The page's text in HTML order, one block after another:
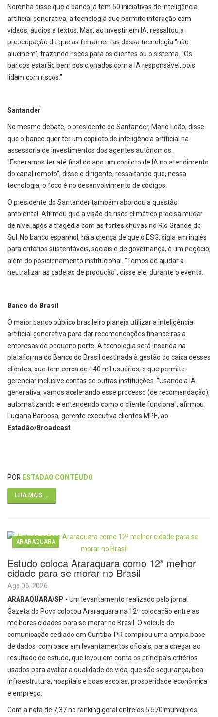
Noronha disse que o banco já tem 50 iniciativas de inteligência
artificial generativa, a tecnologia que permite interação com
vídeos, áudios e textos. Mas, ao investir em IA, ressaltou a
preocupação de que as ferramentas dessa tecnologia "não
alucinem", trazendo riscos para os clientes ou o sistema. "Os
bancos estarão bem posicionados com a IA responsável, pois
lidam com riscos."
Santander
No mesmo debate, o presidente do Santander, Mario Leão, disse
que o banco quer ter um copiloto de inteligência artificial na
assessoria de investimentos dos agentes autônomos.
"Esperamos ter até final do ano um copiloto de IA no atendimento
do canal remoto", disse o dirigente, ressaltando que, nessa
tecnologia, o foco é no desenvolvimento de códigos.
O presidente do Santander também abordou a questão
ambiental. Afirmou que a visão de risco climático precisa mudar
de nível após a tragédia com as fortes chuvas no Rio Grande do
Sul. No banco espanhol, há a crença de que o ESG, sigla em inglês
para critérios sustentáveis, sociais e de governança, é um negócio,
além do posicionamento institucional. "Temos de ajudar a
neutralizar as cadeias de produção", disse ele, durante o evento.
Banco do Brasil
O maior banco público brasileiro planeja utilizar a inteligência
artificial generativa para dar recomendações financeiras a
empresas de pequeno porte. A tecnologia será inserida na
plataforma do Banco do Brasil destinada à gestão do caixa desses
clientes, que tem cerca de 140 mil usuários, e que permite
gerenciar inclusive contas de outras instituições. "Usando a IA
generativa, vamos acelerando esse processo (de recomendação),
automatizando e entendendo como o cliente funciona", afirmou
Luciana Barbosa, gerente executiva clientes MPE, ao
Estadão/Broadcast.
POR ESTADAO CONTEUDO
LEIA MAIS ...
ARARAQUARA
Estudo coloca Araraquara como 12ª melhor
cidade para se morar no Brasil
Ago 06, 2026
ARARAQUARA/SP - Um levantamento realizado pelo jornal
Gazeta do Povo colocou Araraquara na 12ª colocação entre as
melhores cidades para se morar no Brasil. O veículo de
comunicação sediado em Curitiba-PR compilou uma ampla base
de dados, com base em levantamentos oficiais, para chegar ao
resultado do estudo, que levou em conta os principais critérios
usados para avaliar a qualidade de vida, que são segurança, boa
infraestrutura, hospitais e boas escolas, prosperidade econômica
e emprego.
Com a nota de 7,37 no ranking geral entre os 5.570 municípios